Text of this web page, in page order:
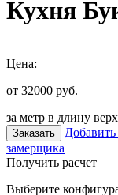
Кухня
Цена:
от 32000 руб.
за метр в длину
Заказать
замерщика
Получить расчет
Выберите